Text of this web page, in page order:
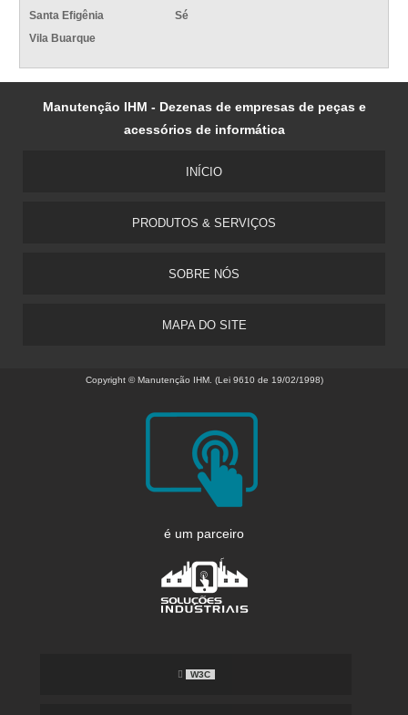
Santa Efigênia
Sé
Vila Buarque
Manutenção IHM - Dezenas de empresas de peças e
acessórios de informática
INÍCIO
PRODUTOS & SERVIÇOS
SOBRE NÓS
MAPA DO SITE
Copyright © Manutenção IHM. (Lei 9610 de 19/02/1998)
é um parceiro
W3C